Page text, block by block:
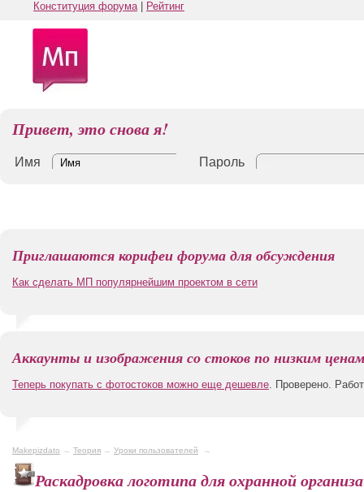
Конституция форума| Рейтинг
Привет, это снова я!
Имя Пароль
Приглашаются корифеи форума для обсуждения
Как сделать МП популярнейшим проектом в сети
Аккаунты и изображения со стоков по низким ценам
Теперь покупать с фотостоков можно еще дешевле. Проверено.
Makepizdato → Теория → Уроки пользователей →
Раскадровка логотипа для охранной